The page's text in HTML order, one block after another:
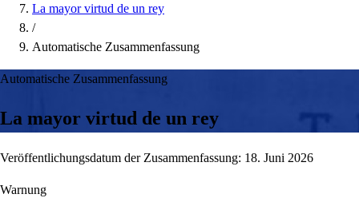
La mayor virtud de un rey
/
Automatische Zusammenfassung
Automatische Zusammenfassung
La mayor virtud de un rey
Veröffentlichungsdatum der Zusammenfassung: 18. Juni 2026
Warnung